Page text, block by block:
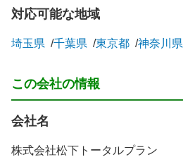
対応可能な地域
埼玉県 千葉県 東京都 神奈川県
この会社の情報
会社名
株式会社松下トータルプラン